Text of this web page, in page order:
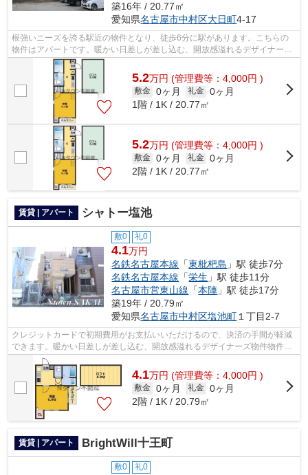
築16年 / 20.77㎡
愛知県名古屋市中村区大日町4-17
根強いニーズを誇る駅近の物件となり、徒歩6分に駅があります。こちらの
物件はアパートです。暖かい日差しが差し込む、開放感溢れるデザイナーズ
物件物件です。多くの方からご好評頂い...
5.2万円 (管理費等：4,000円 )
敷金 0ヶ月 礼金 0ヶ月
1階 / 1K / 20.77㎡
5.2万円 (管理費等：4,000円 )
敷金 0ヶ月 礼金 0ヶ月
2階 / 1K / 20.77㎡
賃貸 | アパート シャトー塩池
敷0 礼0
4.1万円
名鉄名古屋本線 「東枇杷島 」駅 徒歩7分
名鉄名古屋本線 「栄生 」駅 徒歩11分
名古屋市営東山線 「本陣 」駅 徒歩17分
築19年 / 20.79㎡
愛知県名古屋市中村区塩池町１丁目2-7
クレジットカードで初期費用がお支払いいただけるので、決済の手間が軽減
できます。暖かい日差しが差し込む、開放感溢れるデザイナーズ物件物件で
す。現在空家となっておりますので、...
4.1万円 (管理費等：4,000円 )
敷金 0ヶ月 礼金 0ヶ月
2階 / 1K / 20.79㎡
賃貸 | アパート BrightWill十王町
敷0 礼0